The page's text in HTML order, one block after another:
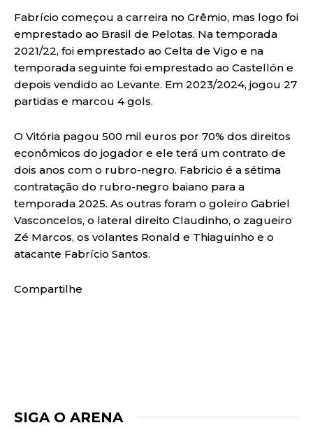
Fabrício começou a carreira no Grêmio, mas logo foi
emprestado ao Brasil de Pelotas. Na temporada
2021/22, foi emprestado ao Celta de Vigo e na
temporada seguinte foi emprestado ao Castellón e
depois vendido ao Levante. Em 2023/2024, jogou 27
partidas e marcou 4 gols.
O Vitória pagou 500 mil euros por 70% dos direitos
econômicos do jogador e ele terá um contrato de
dois anos com o rubro-negro. Fabricio é a sétima
contratação do rubro-negro baiano para a
temporada 2025. As outras foram o goleiro Gabriel
Vasconcelos, o lateral direito Claudinho, o zagueiro
Zé Marcos, os volantes Ronald e Thiaguinho e o
atacante Fabrício Santos.
Compartilhe
SIGA O ARENA